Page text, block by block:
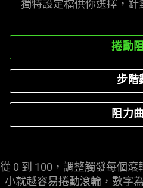
獨特設定檔供你選擇，針
捲動
步階
阻力
從 0 到 100，調整觸發每個
小就越容易捲動滾輪，數字